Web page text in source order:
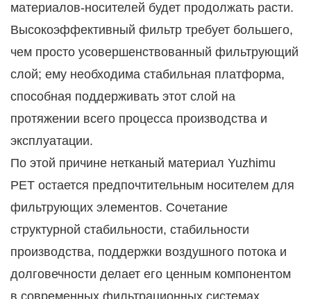
материалов-носителей будет продолжать расти.
Высокоэффективный фильтр требует большего,
чем просто усовершенствованный фильтрующий
слой; ему необходима стабильная платформа,
способная поддерживать этот слой на
протяжении всего процесса производства и
эксплуатации.
По этой причине нетканый материал Yuzhimu
PET остается предпочтительным носителем для
фильтрующих элементов. Сочетание
структурной стабильности, стабильности
производства, поддержки воздушного потока и
долговечности делает его ценным компонентом